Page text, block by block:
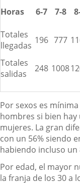
Horas 6-7 7-8
Totales
llegadas 196 777
Totales
salidas
248 1008
Por sexos es
hombres si bien hay
mujeres. La gran
con un 56% siendo
habiendo incluso un
Por edad, el mayor
la franja de los 30 a